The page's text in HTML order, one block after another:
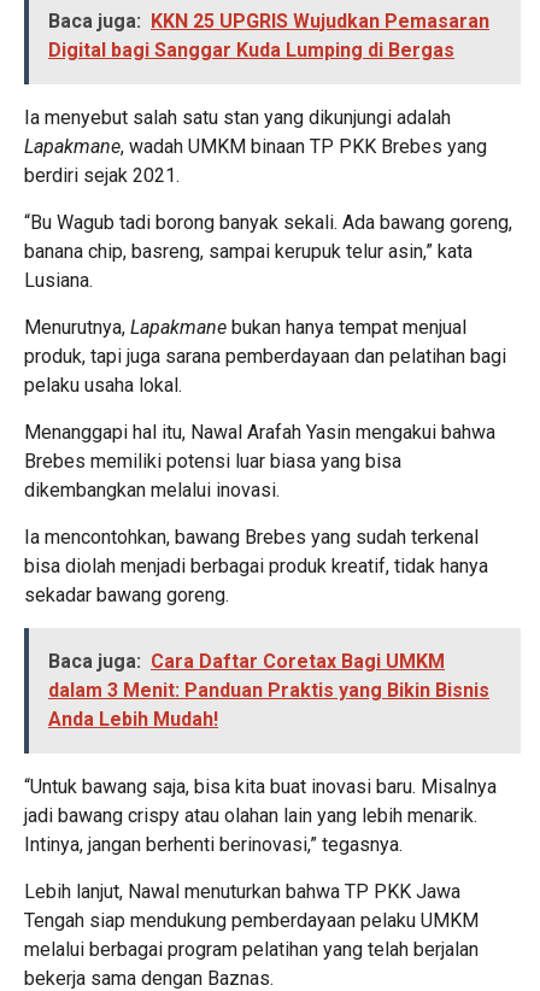
Baca juga: KKN 25 UPGRIS Wujudkan Pemasaran
Digital bagi Sanggar Kuda Lumping di Bergas
Ia menyebut salah satu stan yang dikunjungi adalah
Lapakmane, wadah UMKM binaan TP PKK Brebes yang
berdiri sejak 2021.
“Bu Wagub tadi borong banyak sekali. Ada bawang goreng,
banana chip, basreng, sampai kerupuk telur asin,” kata
Lusiana.
Menurutnya, Lapakmane bukan hanya tempat menjual
produk, tapi juga sarana pemberdayaan dan pelatihan bagi
pelaku usaha lokal.
Menanggapi hal itu, Nawal Arafah Yasin mengakui bahwa
Brebes memiliki potensi luar biasa yang bisa
dikembangkan melalui inovasi.
Ia mencontohkan, bawang Brebes yang sudah terkenal
bisa diolah menjadi berbagai produk kreatif, tidak hanya
sekadar bawang goreng.
Baca juga: Cara Daftar Coretax Bagi UMKM
dalam 3 Menit: Panduan Praktis yang Bikin Bisnis
Anda Lebih Mudah!
“Untuk bawang saja, bisa kita buat inovasi baru. Misalnya
jadi bawang crispy atau olahan lain yang lebih menarik.
Intinya, jangan berhenti berinovasi,” tegasnya.
Lebih lanjut, Nawal menuturkan bahwa TP PKK Jawa
Tengah siap mendukung pemberdayaan pelaku UMKM
melalui berbagai program pelatihan yang telah berjalan
bekerja sama dengan Baznas.